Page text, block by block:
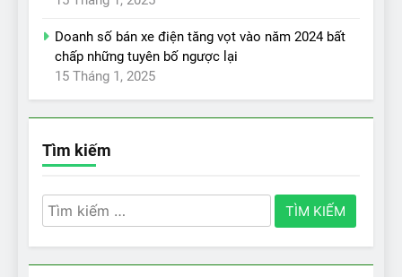
Doanh số bán xe điện tăng vọt vào năm 2024 bất
chấp những tuyên bố ngược lại
15 Tháng 1, 2025
Tìm kiếm
Tìm
kiếm